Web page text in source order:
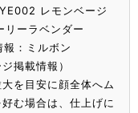
レモンベージ
ーラベンダー
：ミルボン
掲載情報）
を目安に顔全体へム
む場合は、仕上げに